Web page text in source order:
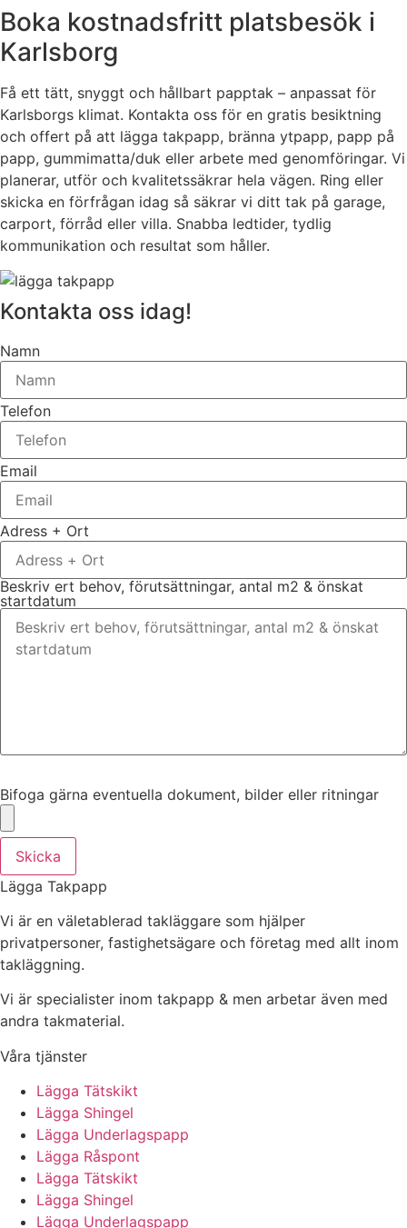
Boka kostnadsfritt platsbesök i
Karlsborg
Få ett tätt, snyggt och hållbart papptak – anpassat för
Karlsborgs klimat. Kontakta oss för en gratis besiktning
och offert på att lägga takpapp, bränna ytpapp, papp på
papp, gummimatta/duk eller arbete med genomföringar. Vi
planerar, utför och kvalitetssäkrar hela vägen. Ring eller
skicka en förfrågan idag så säkrar vi ditt tak på garage,
carport, förråd eller villa. Snabba ledtider, tydlig
kommunikation och resultat som håller.
Kontakta oss idag!
Namn
Telefon
Email
Adress + Ort
Beskriv ert behov, förutsättningar, antal m2 & önskat
startdatum
Bifoga gärna eventuella dokument, bilder eller ritningar
Skicka
Lägga Takpapp
Vi är en väletablerad takläggare som hjälper
privatpersoner, fastighetsägare och företag med allt inom
takläggning.
Vi är specialister inom takpapp & men arbetar även med
andra takmaterial.
Våra tjänster
Lägga Tätskikt
Lägga Shingel
Lägga Underlagspapp
Lägga Råspont
Lägga Tätskikt
Lägga Shingel
Lägga Underlagspapp